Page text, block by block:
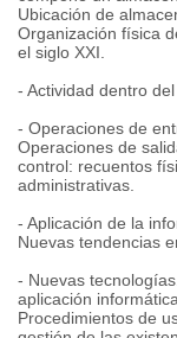
Ubicación de
Organización física
el siglo XXI.
- Actividad dentro
- Operaciones de
Operaciones de
control: recuentos
administrativas.
- Aplicación de la
Nuevas tendencias
- Nuevas
aplicación
Procedimientos de